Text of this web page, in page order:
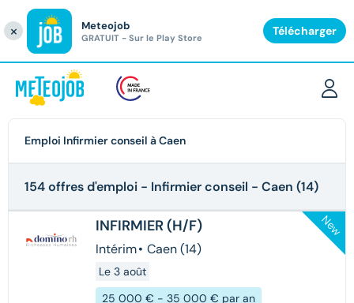
Emploi Infirmier conseil à Caen
154 offres d'emploi - Infirmier conseil - Caen (14)
INFIRMIER (H/F)
Intérim• Caen (14)
Le 3 août
25 000 € - 35 000 € par an
New
×Fermer Meteojob
GRATUIT - Sur le Play Store Télécharger